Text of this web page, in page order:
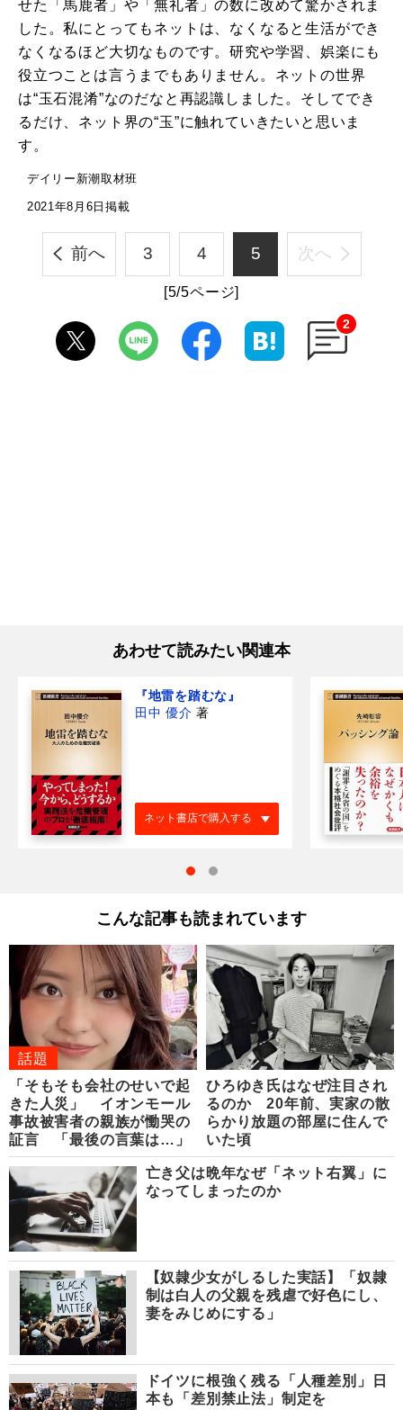
せた「馬鹿者」や「無礼者」の数に改めて驚かされま
した。私にとってもネットは、なくなると生活ができ
なくなるほど大切なものです。研究や学習、娯楽にも
役立つことは言うまでもありません。ネットの世界
は“玉石混淆”なのだなと再認識しました。そしてでき
るだけ、ネット界の“玉”に触れていきたいと思いま
す。
デイリー新潮取材班
2021年8月6日掲載
前へ 3 4 5 次へ
[5/5ページ]
2
あわせて読みたい関連本
『地雷を踏むな』
田中 優介 著
ネット書店で購入する
こんな記事も読まれています
話題
「そもそも会社のせいで起
きた人災」 イオンモール
事故被害者の親族が慟哭の
証言 「最後の言葉は…」
ひろゆき氏はなぜ注目され
るのか 20年前、実家の散
らかり放題の部屋に住んで
いた頃
亡き父は晩年なぜ「ネット右翼」に
なってしまったのか
【奴隷少女がしるした実話】「奴隷
制は白人の父親を残虐で好色にし、
妻をみじめにする」
ドイツに根強く残る「人種差別」日
本も「差別禁止法」制定を